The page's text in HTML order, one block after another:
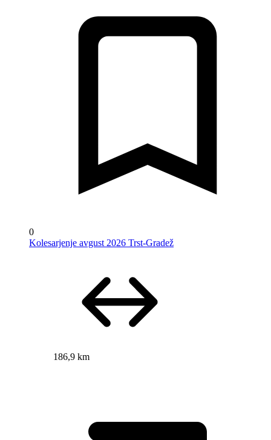
0
Kolesarjenje avgust 2026 Trst-Gradež
186,9 km